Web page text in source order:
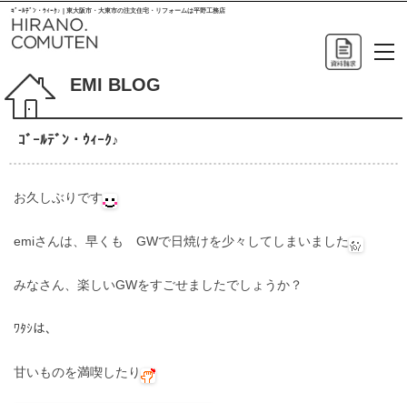
ｺﾞｰﾙﾃﾞﾝ・ｳｨｰｸ♪ | 東大阪市・大東市の注文住宅・リフォームは平野工務店
EMI BLOG
ｺﾞｰﾙﾃﾞﾝ・ｳｨｰｸ♪
お久しぶりです
emiさんは、早くも GWで日焼けを少々してしまいました
みなさん、楽しいGWをすごせましたでしょうか？
ﾜﾀｼは、
甘いものを満喫したり